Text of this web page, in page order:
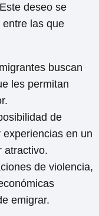
deseo se
las que
buscan
les permitan
de
en un
atractivo.
de violencia,
emigrar.